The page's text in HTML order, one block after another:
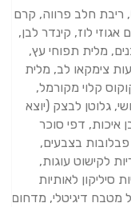
ריבת חלב פרווה, קרם
לוז, קינדר לבן,
מלית תפוחי עץ,
צימקאו לב, מלית
קלוי מקורמל,
גלוטן לבצק (יוצא
איכות, דפי סוכר
פבלובות בצבעים,
לקישוט עוגות,
סיליקון לאותיות
דיגיטלי, מדחום